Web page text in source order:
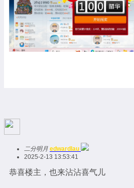
二分明月 edwardlau
2025-2-13 13:53:41
恭喜楼主，也来沾沾喜气儿